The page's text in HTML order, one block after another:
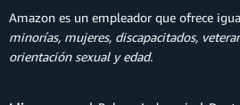
Amazon es un empleador que ofrece
minorías, mujeres, discapacitados,
orientación sexual y edad.